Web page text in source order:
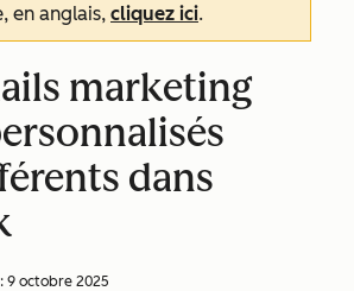
en anglais, cliquez ici.
marketing
dans
9 octobre 2025